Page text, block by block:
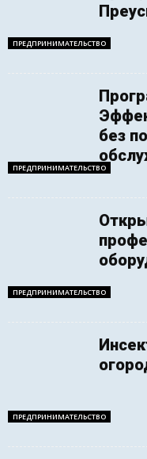
ПРЕДПРИНИМАТЕЛЬСТВО
ПРЕДПРИНИМАТЕЛЬСТВО
без
ПРЕДПРИНИМАТЕЛЬСТВО
ПРЕДПРИНИМАТЕЛЬСТВО